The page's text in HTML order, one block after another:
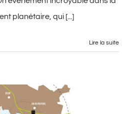
planétaire, qui [...]
Lire la suite